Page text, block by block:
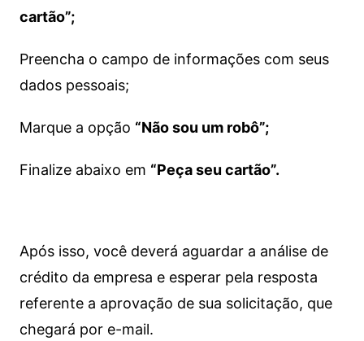
cartão”;
Preencha o campo de informações com seus
dados pessoais;
Marque a opção “Não sou um robô”;
Finalize abaixo em “Peça seu cartão”.
Após isso, você deverá aguardar a análise de
crédito da empresa e esperar pela resposta
referente a aprovação de sua solicitação, que
chegará por e-mail.